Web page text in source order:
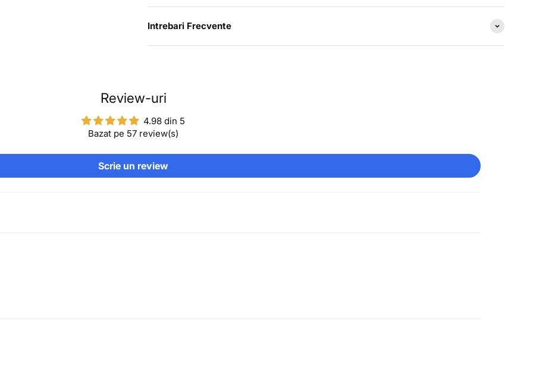
Intrebari Frecvente
Review-uri
4.98 din 5
Bazat pe 57 review(s)
Scrie un review